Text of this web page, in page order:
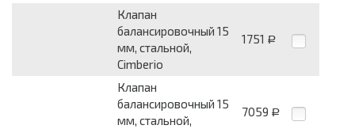
Клапан
балансировочный 15
мм, стальной,
Cimberio
1751 Р
Клапан
балансировочный 15
мм, стальной,
7059 Р